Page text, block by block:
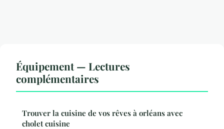
Équipement — Lectures
complémentaires
Trouver la cuisine de vos rêves à orléans avec
cholet cuisine